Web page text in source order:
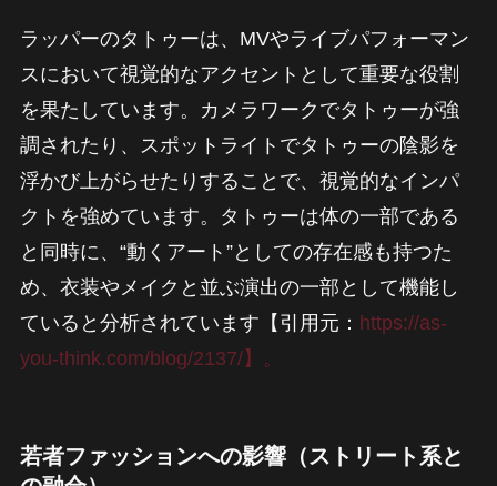
ラッパーのタトゥーは、MVやライブパフォーマン
スにおいて視覚的なアクセントとして重要な役割
を果たしています。カメラワークでタトゥーが強
調されたり、スポットライトでタトゥーの陰影を
浮かび上がらせたりすることで、視覚的なインパ
クトを強めています。タトゥーは体の一部である
と同時に、“動くアート”としての存在感も持つた
め、衣装やメイクと並ぶ演出の一部として機能し
ていると分析されています【引用元： https://as-
you-think.com/blog/2137/】。
若者ファッションへの影響（ストリート系と